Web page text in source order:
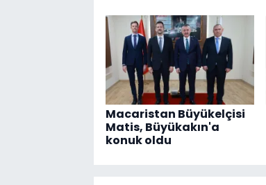
Macaristan Büyükelçisi
Matis, Büyükakın'a
konuk oldu